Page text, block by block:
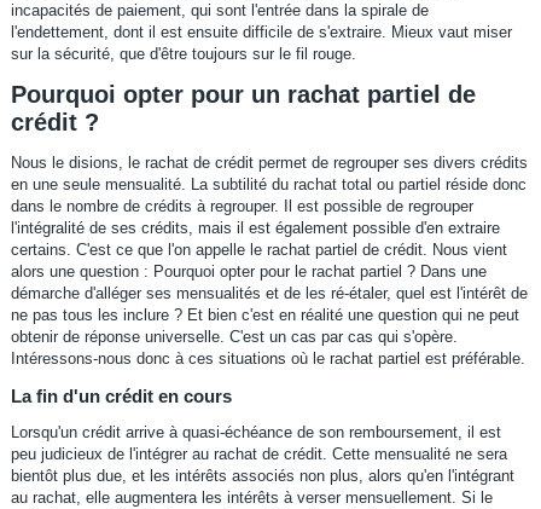
incapacités de paiement, qui sont l'entrée dans la spirale de
l'endettement, dont il est ensuite difficile de s'extraire. Mieux vaut miser
sur la sécurité, que d'être toujours sur le fil rouge.
Pourquoi opter pour un rachat partiel de
crédit ?
Nous le disions, le rachat de crédit permet de regrouper ses divers crédits
en une seule mensualité. La subtilité du rachat total ou partiel réside donc
dans le nombre de crédits à regrouper. Il est possible de regrouper
l'intégralité de ses crédits, mais il est également possible d'en extraire
certains. C'est ce que l'on appelle le rachat partiel de crédit. Nous vient
alors une question : Pourquoi opter pour le rachat partiel ? Dans une
démarche d'alléger ses mensualités et de les ré-étaler, quel est l'intérêt de
ne pas tous les inclure ? Et bien c'est en réalité une question qui ne peut
obtenir de réponse universelle. C'est un cas par cas qui s'opère.
Intéressons-nous donc à ces situations où le rachat partiel est préférable.
La fin d'un crédit en cours
Lorsqu'un crédit arrive à quasi-échéance de son remboursement, il est
peu judicieux de l'intégrer au rachat de crédit. Cette mensualité ne sera
bientôt plus due, et les intérêts associés non plus, alors qu'en l'intégrant
au rachat, elle augmentera les intérêts à verser mensuellement. Si le